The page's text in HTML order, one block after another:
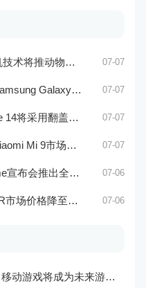
行业的智能化发展 07-07
M21市场价格相对稳定 07-07
用翻盖式设计？ 07-07
场价格相对稳定 07-07
Realme X10 Max 5G 07-06
降至2000元以下 07-06
忠机者手机专卖平台：移动游戏将成为未来游戏市场的重要组成部分